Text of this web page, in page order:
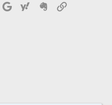
почта
Google Yahoo Evernote